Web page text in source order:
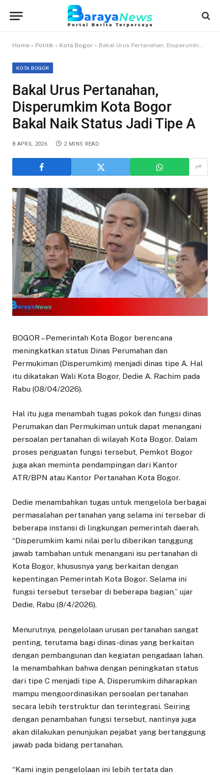
Home » Politik » Kota Bogor » Bakal Urus Pertanahan, Disperumkim Kota Bogor Bakal Naik Status Jadi Tipe A
KOTA BOGOR
Bakal Urus Pertanahan,
Disperumkim Kota Bogor
Bakal Naik Status Jadi Tipe A
8 APRIL 2026 2 MINS READ
BOGOR – Pemerintah Kota Bogor berencana
meningkatkan status Dinas Perumahan dan
Permukiman (Disperumkim) menjadi dinas tipe A. Hal
itu dikatakan Wali Kota Bogor, Dedie A. Rachim pada
Rabu (08/04/2026).
Hal itu juga menambah tugas pokok dan fungsi dinas
Perumakan dan Permukiman untuk dapat menangani
persoalan pertanahan di wilayah Kota Bogor. Dalam
proses penguatan fungsi tersebut, Pemkot Bogor
juga akan meminta pendampingan dari Kantor
ATR/BPN atau Kantor Pertanahan Kota Bogor.
Dedie menambahkan tugas untuk mengelola berbagai
permasalahan pertanahan yang selama ini tersebar di
beberapa instansi di lingkungan pemerintah daerah.
“Disperumkim kami nilai perlu diberikan tanggung
jawab tambahan untuk menangani isu pertanahan di
Kota Bogor, khususnya yang berkaitan dengan
kepentingan Pemerintah Kota Bogor. Selama ini
fungsi tersebut tersebar di beberapa bagian,” ujar
Dedie, Rabu (8/4/2026).
Menurutnya, pengelolaan urusan pertanahan sangat
penting, terutama bagi dinas-dinas yang berkaitan
dengan pembangunan dan kegiatan pengadaan lahan.
Ia menambahkan bahwa dengan peningkatan status
dari tipe C menjadi tipe A, Disperumkim diharapkan
mampu mengoordinasikan persoalan pertanahan
secara lebih terstruktur dan terintegrasi. Seiring
dengan penambahan fungsi tersebut, nantinya juga
akan dilakukan penunjukan pejabat yang bertanggung
jawab pada bidang pertanahan.
“Kami ingin pengelolaan ini lebih tertata dan